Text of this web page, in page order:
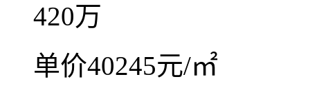
420万
单价40245元/㎡